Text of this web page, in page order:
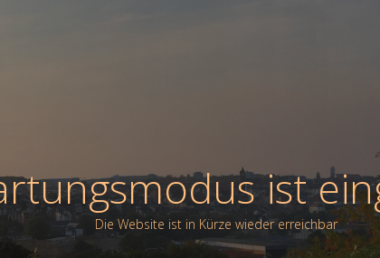
ist
Die Website ist in Kürze wieder erreichbar